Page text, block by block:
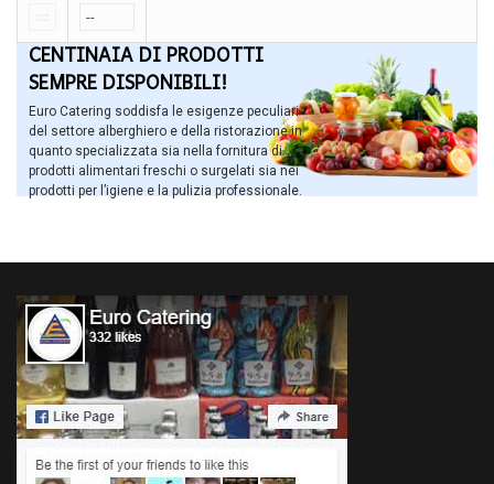
CENTINAIA DI PRODOTTI
SEMPRE DISPONIBILI!
Euro Catering soddisfa le esigenze peculiari
del settore alberghiero e della ristorazione in
quanto specializzata sia nella fornitura di
prodotti alimentari freschi o surgelati sia nei
prodotti per l’igiene e la pulizia professionale.